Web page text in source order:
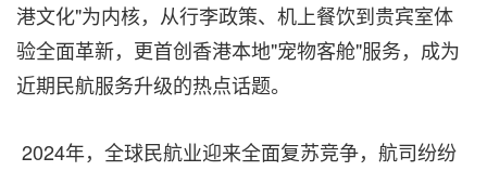
港文化"为内核，从行李政策、机上餐饮到贵宾室体
验全面革新，更首创香港本地"宠物客舱"服务，成为
近期民航服务升级的热点话题。
2024年，全球民航业迎来全面复苏竞争，航司纷纷